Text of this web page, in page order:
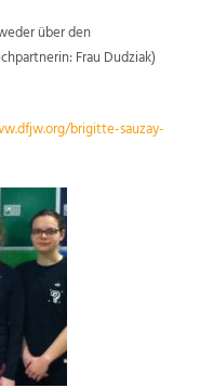
über den
Frau Dudziak)
brigitte-sauzay-